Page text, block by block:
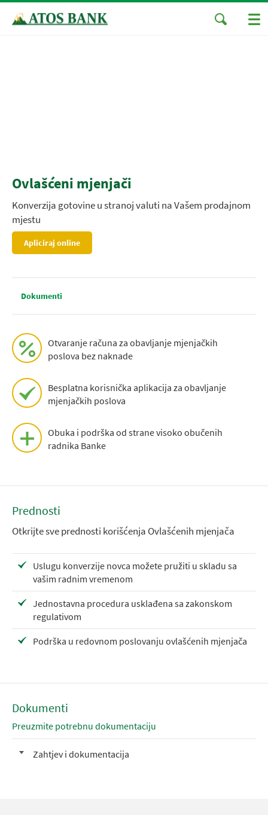
Ovlašćeni mjenjači
Konverzija gotovine u stranoj valuti na Vašem prodajnom
mjestu
Apliciraj online
Dokumenti
Otvaranje računa za obavljanje mjenjačkih
poslova bez naknade
Besplatna korisnička aplikacija za obavljanje
mjenjačkih poslova
Obuka i podrška od strane visoko obučenih
radnika Banke
Prednosti
Otkrijte sve prednosti korišćenja Ovlašćenih mjenjača
Uslugu konverzije novca možete pružiti u skladu sa
vašim radnim vremenom
Jednostavna procedura usklađena sa zakonskom
regulativom
Podrška u redovnom poslovanju ovlašćenih mjenjača
Dokumenti
Preuzmite potrebnu dokumentaciju
Zahtjev i dokumentacija